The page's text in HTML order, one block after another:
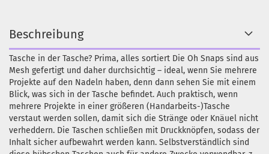
Beschreibung
Tasche in der Tasche? Prima, alles sortiert Die Oh Snaps sind aus
Mesh gefertigt und daher durchsichtig – ideal, wenn Sie mehrere
Projekte auf den Nadeln haben, denn dann sehen Sie mit einem
Blick, was sich in der Tasche befindet. Auch praktisch, wenn
mehrere Projekte in einer größeren (Handarbeits-)Tasche
verstaut werden sollen, damit sich die Stränge oder Knäuel nicht
verheddern. Die Taschen schließen mit Druckknöpfen, sodass der
Inhalt sicher aufbewahrt werden kann. Selbstverständlich sind